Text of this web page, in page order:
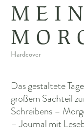
Hardcover
Das gestaltete
großem Sachteil
Schreibens –
– Journal mit